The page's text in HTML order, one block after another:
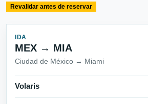
Revalidar antes de reservar
IDA
MEX → MIA
Ciudad de México → Miami
Volaris